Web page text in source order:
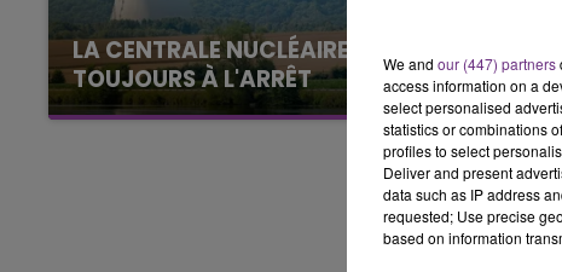
LA CENTRALE NUCLÉAIRE DE CHOOZ
TOUJOURS À L'ARRÊT
Cela fait déjà une semaine que la centrale
nucléaire ardennaise est à l'arrêt. Une situation
justifiée par la sécheresse intense qui est
We and our (447) partners
access information on a
select personalised
statistics or combinations
profiles to select
Deliver and present
data such as IP address
requested; Use precise
based on information